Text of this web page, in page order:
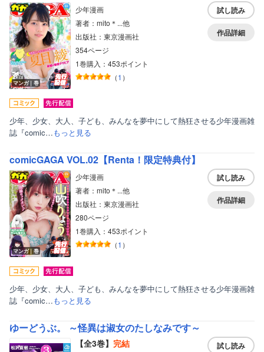
マンガ｜巻
少年漫画
著者：mito＊...他
出版社：東京漫画社
354ページ
1巻購入：453ポイント
（1 ）
試し読み
作品詳細
少年、少女、大人、子ども、みんなを夢中にして熱狂させる少年漫画雑
誌『comic…もっと見る
comicGAGA VOL.02【Renta！限定特典付】
マンガ｜巻
少年漫画
著者：mito＊...他
出版社：東京漫画社
280ページ
1巻購入：453ポイント
（1 ）
試し読み
作品詳細
少年、少女、大人、子ども、みんなを夢中にして熱狂させる少年漫画雑
誌『comic…もっと見る
ゆーどうぶ。 ～怪異は淑女のたしなみです～
【全3巻】 完結 試し読み